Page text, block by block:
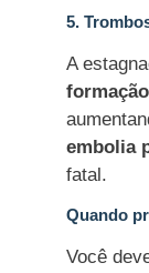
5.
A
embolia
fatal.
Quando
Você